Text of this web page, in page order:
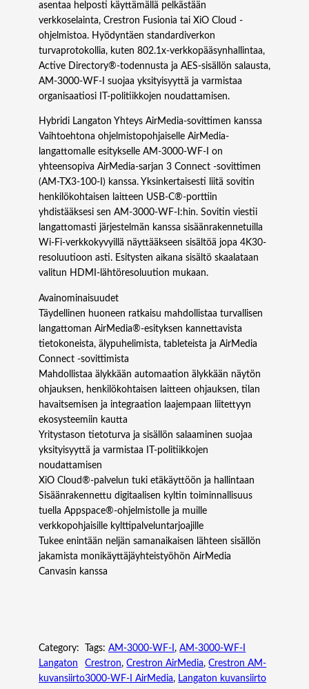
asentaa helposti käyttämällä pelkästään
verkkoselainta, Crestron Fusionia tai XiO Cloud -
ohjelmistoa. Hyödyntäen standardiverkon
turvaprotokollia, kuten 802.1x-verkkopääsynhallintaa,
Active Directory®-todennusta ja AES-sisällön salausta,
AM-3000-WF-I suojaa yksityisyyttä ja varmistaa
organisaatiosi IT-politiikkojen noudattamisen.
Hybridi Langaton Yhteys AirMedia-sovittimen kanssa
Vaihtoehtona ohjelmistopohjaiselle AirMedia-
langattomalle esitykselle AM-3000-WF-I on
yhteensopiva AirMedia-sarjan 3 Connect -sovittimen
(AM‑TX3‑100-I) kanssa. Yksinkertaisesti liitä sovitin
henkilökohtaisen laitteen USB‑C®-porttiin
yhdistääksesi sen AM-3000-WF-I:hin. Sovitin viestii
langattomasti järjestelmän kanssa sisäänrakennetuilla
Wi‑Fi-verkkokyvyillä näyttääkseen sisältöä jopa 4K30-
resoluutioon asti. Esitysten aikana sisältö skaalataan
valitun HDMI-lähtöresoluution mukaan.
Avainominaisuudet
Täydellinen huoneen ratkaisu mahdollistaa turvallisen
langattoman AirMedia®-esityksen kannettavista
tietokoneista, älypuhelimista, tableteista ja AirMedia
Connect -sovittimista
Mahdollistaa älykkään automaation älykkään näytön
ohjauksen, henkilökohtaisen laitteen ohjauksen, tilan
havaitsemisen ja integraation laajempaan liitettyyn
ekosysteemiin kautta
Yritystason tietoturva ja sisällön salaaminen suojaa
yksityisyyttä ja varmistaa IT-politiikkojen
noudattamisen
XiO Cloud®-palvelun tuki etäkäyttöön ja hallintaan
Sisäänrakennettu digitaalisen kyltin toiminnallisuus
tuella Appspace®-ohjelmistolle ja muille
verkkopohjaisille kylttipalveluntarjoajille
Tukee enintään neljän samanaikaisen lähteen sisällön
jakamista monikäyttäjäyhteistyöhön AirMedia
Canvasin kanssa
Category:
Langaton
kuvansiirto
Tags:AM-3000-WF-I , AM-3000-WF-I
Crestron, Crestron AirMedia, Crestron AM-
3000-WF-I AirMedia, Langaton kuvansiirto